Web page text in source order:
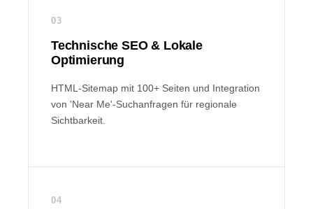
03
Technische SEO & Lokale
Optimierung
HTML-Sitemap mit 100+ Seiten und Integration
von 'Near Me'-Suchanfragen für regionale
Sichtbarkeit.
04